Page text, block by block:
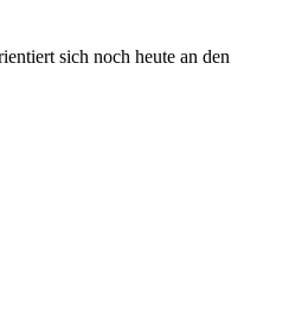
sich noch heute an den